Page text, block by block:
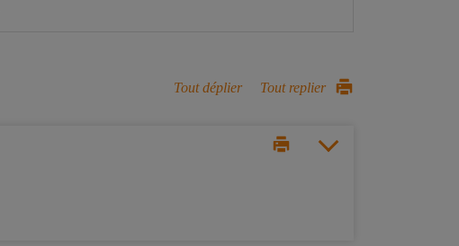
Tout déplier Tout replier